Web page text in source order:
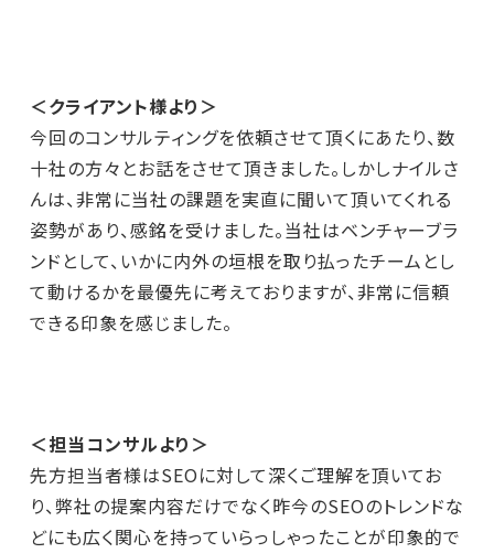
＜クライアント様より＞
今回のコンサルティングを依頼させて頂くにあたり、数
十社の方々とお話をさせて頂きました。しかしナイルさ
んは、非常に当社の課題を実直に聞いて頂いてくれる
姿勢があり、感銘を受けました。当社はベンチャーブラ
ンドとして、いかに内外の垣根を取り払ったチームとし
て動けるかを最優先に考えておりますが、非常に信頼
できる印象を感じました。
＜担当コンサルより＞
先方担当者様はSEOに対して深くご理解を頂いてお
り、弊社の提案内容だけでなく昨今のSEOのトレンドな
どにも広く関心を持っていらっしゃったことが印象的で